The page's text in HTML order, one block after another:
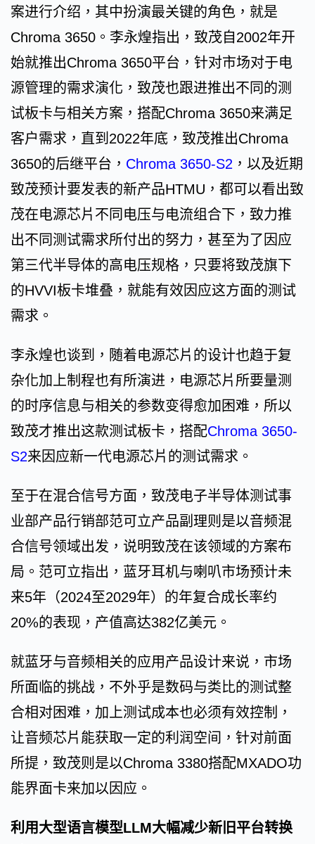
案进行介绍，其中扮演最关键的角色，就是
Chroma 3650。李永煌指出，致茂自2002年开
始就推出Chroma 3650平台，针对市场对于电
源管理的需求演化，致茂也跟进推出不同的测
试板卡与相关方案，搭配Chroma 3650来满足
客户需求，直到2022年底，致茂推出Chroma
3650的后继平台， Chroma 3650-S2 ，以及近期
致茂预计要发表的新产品HTMU，都可以看出致
茂在电源芯片不同电压与电流组合下，致力推
出不同测试需求所付出的努力，甚至为了因应
第三代半导体的高电压规格，只要将致茂旗下
的HVVI板卡堆叠，就能有效因应这方面的测试
需求。
李永煌也谈到，随着电源芯片的设计也趋于复
杂化加上制程也有所演进，电源芯片所要量测
的时序信息与相关的参数变得愈加困难，所以
致茂才推出这款测试板卡，搭配Chroma 3650-
S2来因应新一代电源芯片的测试需求。
至于在混合信号方面，致茂电子半导体测试事
业部产品行销部范可立产品副理则是以音频混
合信号领域出发，说明致茂在该领域的方案布
局。范可立指出，蓝牙耳机与喇叭市场预计未
来5年（2024至2029年）的年复合成长率约
20%的表现，产值高达382亿美元。
就蓝牙与音频相关的应用产品设计来说，市场
所面临的挑战，不外乎是数码与类比的测试整
合相对困难，加上测试成本也必须有效控制，
让音频芯片能获取一定的利润空间，针对前面
所提，致茂则是以Chroma 3380搭配MXADO功
能界面卡来加以因应。
利用大型语言模型LLM大幅减少新旧平台转换